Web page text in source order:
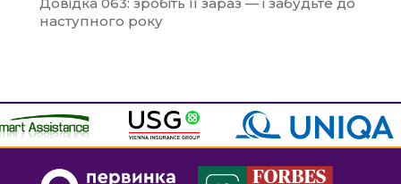
наступного року